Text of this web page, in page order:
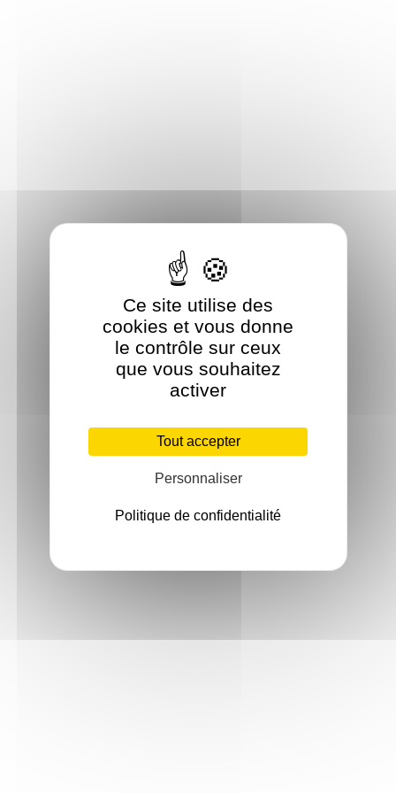
Ce site utilise des
cookies et vous donne
le contrôle sur ceux
que vous souhaitez
activer
Tout accepter
Personnaliser
Politique de confidentialité